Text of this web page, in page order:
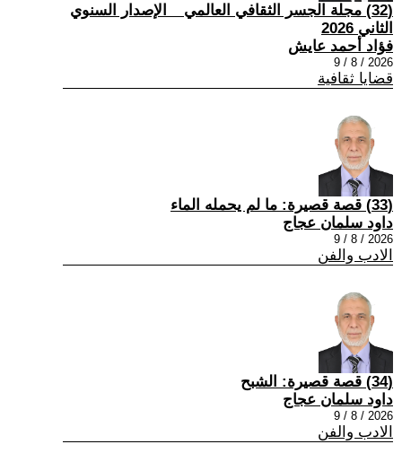
(32) مجلة الجسر الثقافي العالمي _ الإصدار السنوي
الثاني 2026
فؤاد أحمد عايش
2026 / 8 / 9
قضايا ثقافية
(33) قصة قصيرة: ما لم يحمله الماء
داود سلمان عجاج
2026 / 8 / 9
الادب والفن
(34) قصة قصيرة: الشبح
داود سلمان عجاج
2026 / 8 / 9
الادب والفن